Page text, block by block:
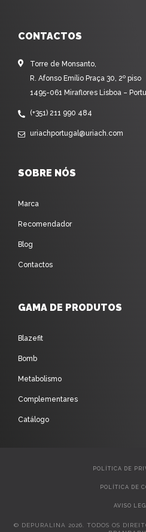
CONTACTOS
Torre de Monsanto,
R. Afonso Emílio Praça 30, 2º piso
1495-061 Miraflores Lisboa –
(+351) 211 990 484
uriachportugal@uriach.com
SOBRE NÓS
Marca
Recomendador
Blog
Contactos
GAMA DE PRODUTOS
Blazefit
Bomb
Metabolismo
Complementares
Catálogo
© DEPURALINA 2026. TODOS OS
POLÍTICA DE
POLÍTICA DE
AVISO